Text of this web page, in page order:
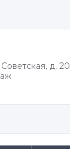
д. 20